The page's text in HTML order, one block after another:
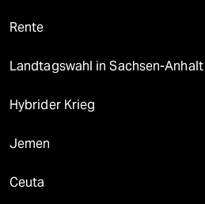
Rente
Landtagswahl in Sachsen-Anhalt
Hybrider Krieg
Jemen
Ceuta